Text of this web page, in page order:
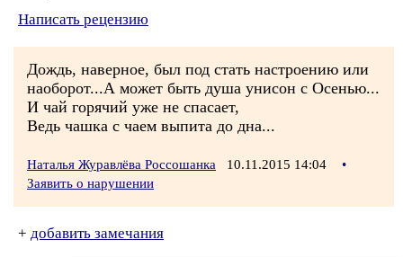
Написать рецензию
Дождь, наверное, был под стать настроению или
наоборот...А может быть душа унисон с Осенью...
И чай горячий уже не спасает,
Ведь чашка с чаем выпита до дна...
Наталья Журавлёва Россошанка 10.11.2015 14:04
•
Заявить о нарушении
+ добавить замечания